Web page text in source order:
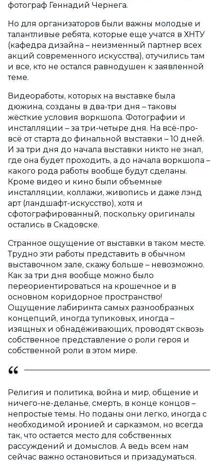
фотограф Геннадий Чернега.
Но для организаторов были важны молодые и
талантливые ребята, которые еще учатся в ХНТУ
(кафедра дизайна – неизменный партнер всех
акций современного искусства), отучились там
и все, кто не остался равнодушен к заявленной
теме.
Видеоработы, которых на выставке была
дюжина, созданы в два-три дня – таковы
жёсткие условия воркшопа. Фотографии и
инсталляции – за три-четыре дня. На всё-про-
всё от старта до финальной выставки – 10 дней.
И за три дня до начала выставки никто не знал,
где она будет проходить, а до начала воркшопа –
какого рода работы вообще будут сделаны.
Кроме видео и кино были объемные
инсталляции, коллажи, живопись и даже лэнд
арт (ландшафт-искусство), хотя и
сфотографированный, поскольку оригиналы
остались в Скадовске.
Странное ощущение от выставки в таком месте.
Трудно эти работы представить в обычном
выставочном зале, скажу больше – невозможно.
Как за три дня вообще можно было
переориентироваться на крошечное и в
основном коридорное пространство!
Ощущение лабиринта самых разнообразных
концепций, иногда тупиковых, иногда –
изящных и обнадёживающих, проводят сквозь
собственное представление о роли героя и
собственной роли в этом мире.
Религия и политика, война и мир, общение и
ничего-не-деланье, смерть, в конце концов –
непростые темы. Но поданы они легко, иногда с
необходимой иронией и сарказмом, но всегда
так, что остается место для собственных
рассуждений и домыслов. А ведь всем нам
сейчас важно остановиться и призадуматься.